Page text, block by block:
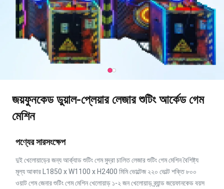
জয়ফুনকেড ডুয়াল-প্লেয়ার লেজার শুটিং আর্কেড গেম
মেশিন
পণ্যের সারসংক্ষেপ
দুই খেলোয়াড়ের জন্য আর্ক্যাড শুটিং গেম মুদ্রা চালিত লেজার শুটিং গেম মেশিন বৈশিষ্ট্য
মূল্য আকার L1850 x W1100 x H2400 মিমি ভোল্টেজ ২২০ ভোল্ট শক্তি ৮০০
ওয়াট গেম জেনার শুটিং গেম মেশিন খেলোয়াড় ১-২ জন খেলোয়াড় ব্র্যান্ড জয়েফানকেড বয়স